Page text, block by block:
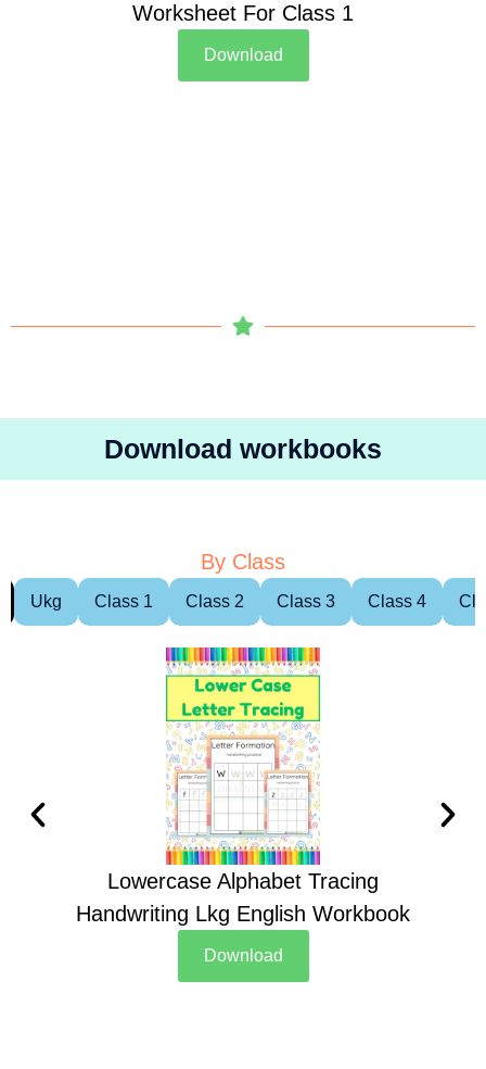
Worksheet For Class 1
Download
Download workbooks
By Class
Ukg Class 1 Class 2 Class 3 Class 4
Lowercase Alphabet Tracing
Handwriting Lkg English Workbook
Download